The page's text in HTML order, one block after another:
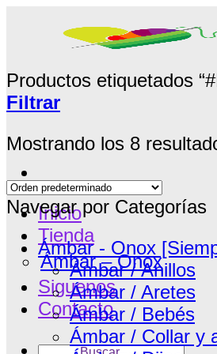
Inicio
Tienda
Ámbar – Onox
Siguenos
Contacto
Buscar
Productos etiquetados
Filtrar
Mostrando los 8
Navegar por Categorías
Ámbar - Onox
Ámbar / Anillos
Ámbar / Aretes
Ámbar / Bebés
Ámbar / Collar y